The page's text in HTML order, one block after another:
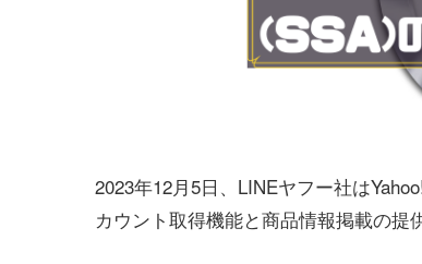
2023年12月5日、LINEヤフー社は
カウント取得機能と商品情報掲載の提